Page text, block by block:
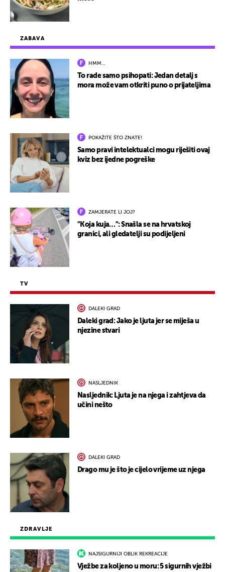
ZDRAVLJE
NAJSIGURNIJI OBLIK REKREACIJE
Vježbe za koljeno u moru: 5 sigurnih vježbi
ZABAVA
HMM…
To rade samo psihopati: Jedan detalj s
mora može vam otkriti puno o prijateljima
POKAŽITE ŠTO ZNATE!
Samo pravi intelektualci mogu riješiti ovaj
kviz bez ijedne pogreške
ZAMJERATE LI JOJ?
"Koja kuja…": Snašla se na hrvatskoj
granici, ali gledatelji su podijeljeni
TV
DALEKI GRAD
Daleki grad: Jako je ljuta jer se miješa u
njezine stvari
NASLJEDNIK
Nasljednik: Ljuta je na njega i zahtjeva da
učini nešto
DALEKI GRAD
Drago mu je što je cijelo vrijeme uz njega